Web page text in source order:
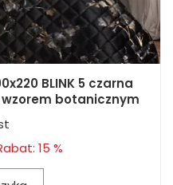
BLINK 5 czarna
botanicznym
15 %